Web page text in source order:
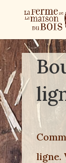
ligne.